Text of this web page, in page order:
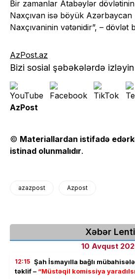
Bir zamanlar Atabəylər
Naxçıvan isə böyük Azərbaycan
Naxçıvaninin vətənidir”, – dövlət
AzPost.az
Bizi sosial şəbəkələrdə izləyin
AzPost
© Materiallardan istifadə
istinad olunmalıdır.
azazpost Azpost
Xəbər Lenti
10 Avqust
12:15 Şah İsmayılla bağlı
təklif – “Müstəqil komissiya